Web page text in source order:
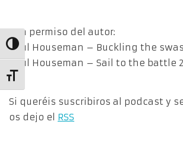
Alternar alto contraste
Alternar tamaño de letra
Con permiso del autor:
Paul Houseman – Buckling the
Paul Houseman – Sail to the battle 2
Si queréis suscribiros al podcast y
os dejo el RSS